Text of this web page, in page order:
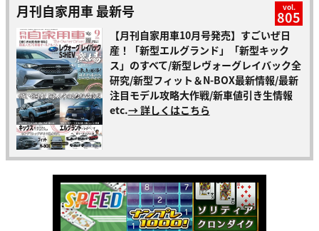
月刊自家用車 最新号 vol.
805
【月刊自家用車10月号発売】すごいぜ日
産！「新型エルグランド」「新型キック
ス」のすべて/新型レヴォーグレイバック全
研究/新型フィット＆N-BOX最新情報/最新
注目モデル攻略大作戦/新車値引き生情報
etc.→ 詳しくはこちら